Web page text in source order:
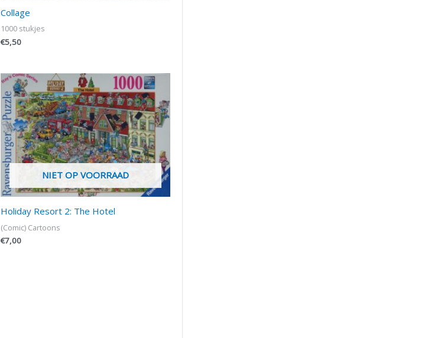
Collage
1000 stukjes
€5,50
NIET OP VOORRAAD
Holiday Resort 2: The Hotel
(Comic) Cartoons
€7,00